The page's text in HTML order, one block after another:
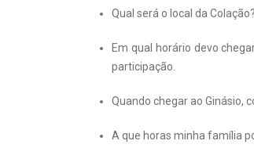
Qual será o local da
Em qual horário devo
participação.
Quando chegar ao Ginásio,
A que horas minha família